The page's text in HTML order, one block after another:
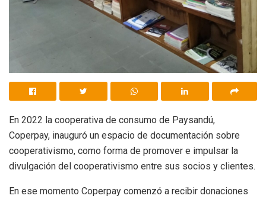
En 2022 la cooperativa de consumo de Paysandú,
Coperpay, inauguró un espacio de documentación sobre
cooperativismo, como forma de promover e impulsar la
divulgación del cooperativismo entre sus socios y clientes.
En ese momento Coperpay comenzó a recibir donaciones